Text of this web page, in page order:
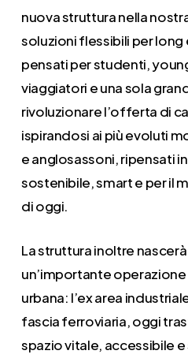
nuova struttura nella
soluzioni flessibili per long
pensati per studenti,
viaggiatori e una sola
rivoluzionare l’offerta di
ispirandosi ai più evoluti
e anglosassoni, ripensati
sostenibile, smart e per il
di oggi.
La struttura inoltre
un’importante
urbana: l’ex area
fascia ferroviaria, oggi
spazio vitale, accessibile